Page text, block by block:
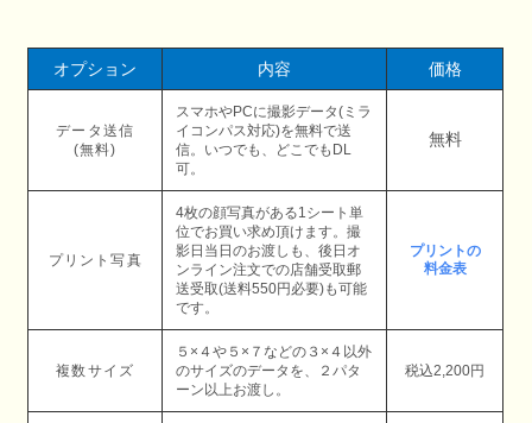
オプション 内容 価格
データ送信
(無料)
スマホやPCに撮影データ(ミラ
イコンパス対応)を無料で送
信。いつでも、どこでもDL
可。
無料
プリント写真
4枚の顔写真がある1シート単
位でお買い求め頂けます。撮
影日当日のお渡しも、後日オ
ンライン注文での店舗受取郵
送受取(送料550円必要)も可能
です。
プリントの
料金表
複数サイズ
５×４や５×７などの３×４以外
のサイズのデータを、２パタ
ーン以上お渡し。
税込2,200円